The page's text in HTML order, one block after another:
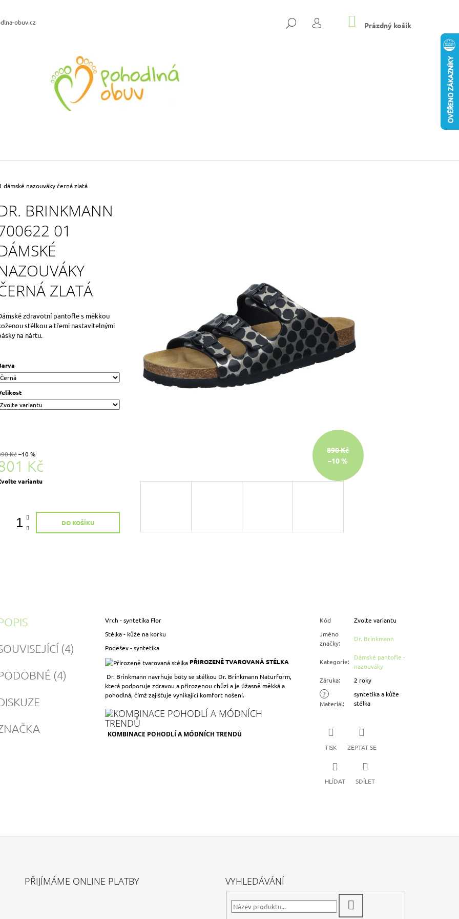
obuv.cz HLEDAT
PŘIHLÁŠENÍ
NÁKUPNÍ
KOŠÍK
Prázdný košík
nazouváky černá zlatá
BRINKMANN
01
ZLATÁ
890 Kč
–10 %
zdravotní pantofle s měkkou
stélkou a třemi nastavitelnými
na nártu.
Kč–10 %
Kč
variantu
DO KOŠÍKU
(4)
(4)
Vrch - syntetika Flor
Stélka - kůže na korku
Podešev - syntetika
PŘIROZENĚ TVAROVANÁ STÉLKA
Dr. Brinkmann navrhuje boty se stélkou Dr. Brinkmann Naturform,
která podporuje zdravou a přirozenou chůzi a je úžasně měkká a
pohodlná, čímž zajišťuje vynikající komfort nošení.
KOMBINACE POHODLÍ A MÓDNÍCH TRENDŮ
Kód
Zvolte variantu
Jméno
značky:
Dr. Brinkmann
Kategorie:
Dámské pantofle -
nazouváky
Záruka: 2 roky
?
Materiál:
syntetika a kůže
stélka
TISK ZEPTAT SE
HLÍDAT SDÍLET
CO POTŘEBUJETE NAJÍT?
HLEDAT
BRINKMANN 700701-09 DÁMSKÉ
Kč
1 090 Kč
BIO BIO 75896-19 DÁMSKÉ PANTOFLE
PŘIJÍMÁME ONLINE PLATBY VYHLEDÁVÁNÍ